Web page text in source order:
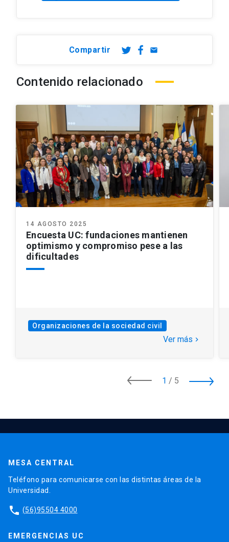
Compartir email
Contenido relacionado
14 AGOSTO 2025
Encuesta UC: fundaciones mantienen
optimismo y compromiso pese a las
dificultades
Organizaciones de la sociedad civil
Ver más keyboard_arrow_right
1 / 5
MESA CENTRAL
Teléfono para comunicarse con las distintas áreas de la
Universidad.
phone (56)95504 4000
EMERGENCIAS UC